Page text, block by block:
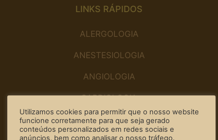
LINKS RÁPIDOS
ALERGOLOGIA
ANESTESIOLOGIA
ANGIOLOGIA
CARDIOLOGIA
CIRURGIA DO APARELHO DIGESTIVO
Utilizamos cookies para permitir que o nosso website
funcione corretamente para que seja gerado
conteúdos personalizados em redes sociais e
anúncios, bem como analisar o nosso tráfego.